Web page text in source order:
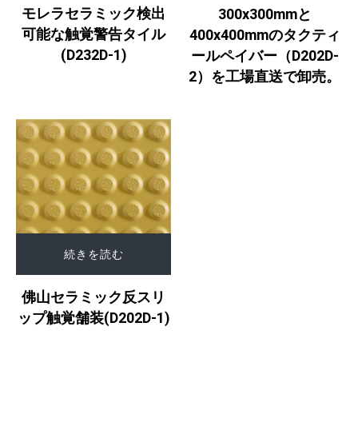
モレラセラミック検出
可能な触覚警告タイル
(D232D-1)
300x300mmと
400x400mmのタクティ
ールペイバー（D202D-
2）を工場直送で卸売。
続きを読む
佛山セラミック反スリ
ップ触覚舗装(D202D-1)